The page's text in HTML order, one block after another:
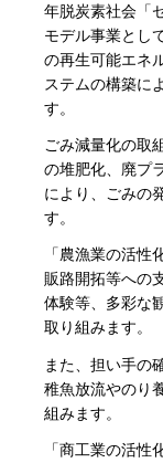
年脱炭素社会「
モデル事業とし
の再生可能エネ
ステムの構築に
す。
ごみ減量化の取
の堆肥化、廃プ
により、ごみの
す。
「農漁業の活
販路開拓等への
体験等、多彩な
取り組みます。
また、担い手の
稚魚放流やのり
組みます。
「商工業の活性